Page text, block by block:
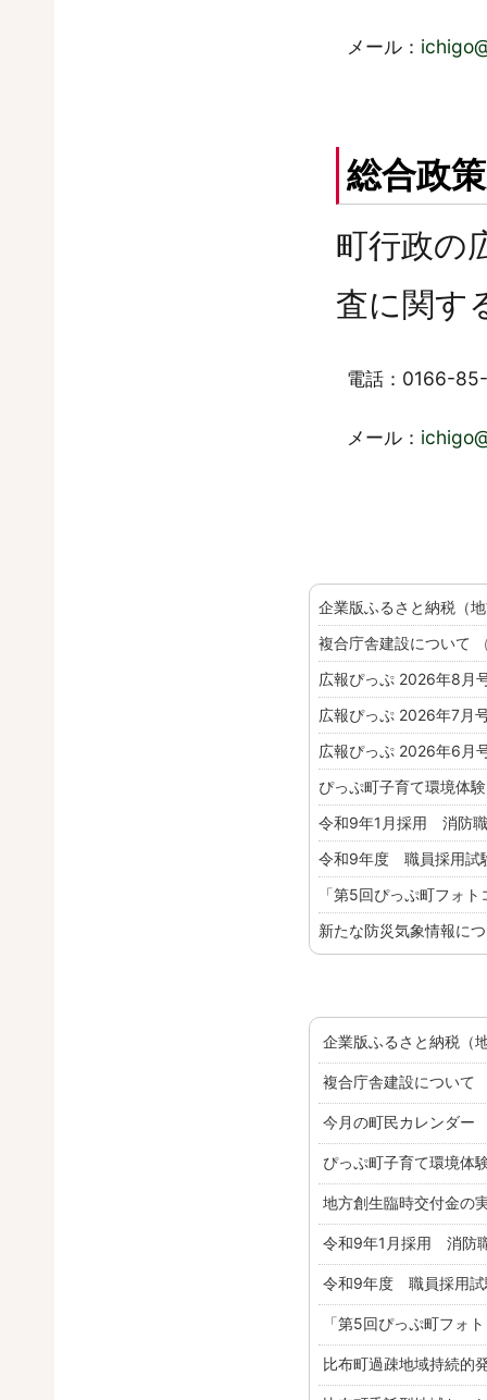
メール：
総合政
町行政の
査に関す
電話：0166-
メール：
企業版ふるさと納税（
複合庁舎建設について
広報ぴっぷ 2026年8月
広報ぴっぷ 2026年7月
広報ぴっぷ 2026年6月
ぴっぷ町子育て環境体
令和9年1月採用 消防
令和9年度 職員採用試
「第5回ぴっぷ町フォ
新たな防災気象情報に
企業版ふるさと納税（
複合庁舎建設について
今月の町民カレンダー
ぴっぷ町子育て環境体
地方創生臨時交付金の
令和9年1月採用 消防
令和9年度 職員採用
「第5回ぴっぷ町フォ
比布町過疎地域持続的